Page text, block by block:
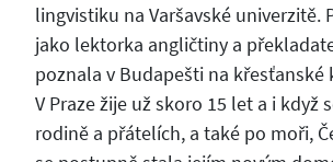
lingvistiku na Varšavské univerzitě.
jako lektorka angličtiny a
poznala v Budapešti na křesťanské
V Praze žije už skoro 15 let a i když
rodině a přátelích, a také po moři,